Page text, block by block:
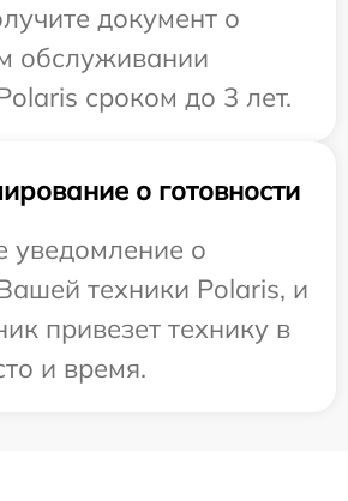
документ о
обслуживании
сроком до 3 лет.
о готовности
уведомление о
техники Polaris, и
привезет технику в
и время.